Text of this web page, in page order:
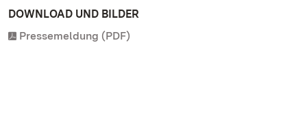
DOWNLOAD UND BILDER
Pressemeldung (PDF)